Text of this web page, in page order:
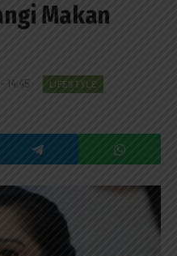
Makan
14:45 LIFESTYLE